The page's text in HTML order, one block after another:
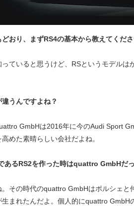
おり、まずRS4の基本から教えてくださ
っていると思うけど、RSというモデル
うんですよね？
GmbHは2016年に今のAudi Sport
めた素晴らしい会社だよね。
るRS2を作った時はquattro GmbHだっ
。その時代のquattro GmbHはポルシェ
まれたんだよ。個人的にquattro